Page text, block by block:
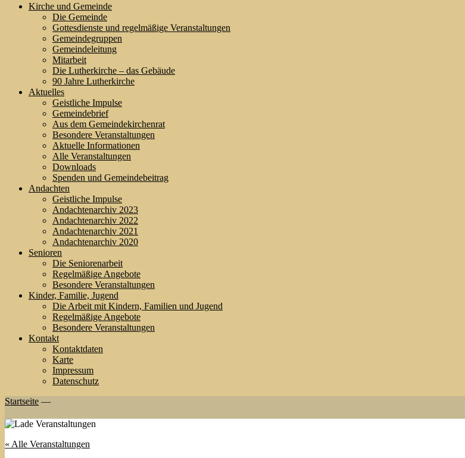
Kirche und Gemeinde
Die Gemeinde
Gottesdienste und regelmäßige Veranstaltungen
Gemeindegruppen
Gemeindeleitung
Mitarbeit
Die Lutherkirche – das Gebäude
90 Jahre Lutherkirche
Aktuelles
Geistliche Impulse
Gemeindebrief
Aus dem Gemeindekirchenrat
Besondere Veranstaltungen
Aktuelle Informationen
Alle Veranstaltungen
Downloads
Spenden und Gemeindebeitrag
Andachten
Geistliche Impulse
Andachtenarchiv 2023
Andachtenarchiv 2022
Andachtenarchiv 2021
Andachtenarchiv 2020
Senioren
Die Seniorenarbeit
Regelmäßige Angebote
Besondere Veranstaltungen
Kinder, Familie, Jugend
Die Arbeit mit Kindern, Familien und Jugend
Regelmäßige Angebote
Besondere Veranstaltungen
Kontakt
Kontaktdaten
Karte
Impressum
Datenschutz
Startseite —
« Alle Veranstaltungen